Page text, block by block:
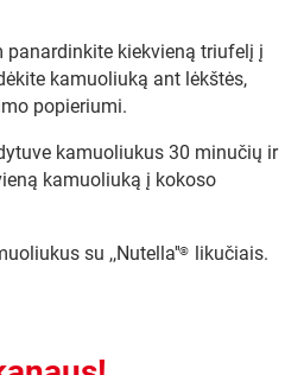
panardinkite kiekvieną triufelį į
kamuoliuką ant lėkštės,
popieriumi.
kamuoliukus 30 minučių ir
kamuoliuką į kokoso
su ,,Nutella''® likučiais.